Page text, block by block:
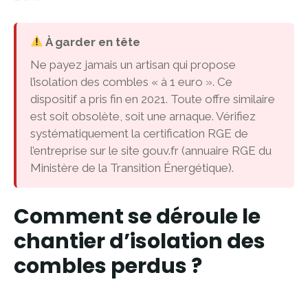
À garder en tête
Ne payez jamais un artisan qui propose
l’isolation des combles « à 1 euro ». Ce
dispositif a pris fin en 2021. Toute offre similaire
est soit obsolète, soit une arnaque. Vérifiez
systématiquement la certification RGE de
l’entreprise sur le site gouv.fr (annuaire RGE du
Ministère de la Transition Énergétique).
Comment se déroule le
chantier d’isolation des
combles perdus ?